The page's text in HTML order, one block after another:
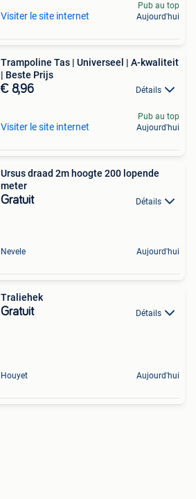
Visiter le site internet
Pub au top
Aujourd'hui
Trampoline Tas | Universeel | A-kwaliteit
| Beste Prijs
€ 8,96 Détails
Visiter le site internet
Pub au top
Aujourd'hui
Ursus draad 2m hoogte 200 lopende
meter
Gratuit Détails
Nevele Aujourd'hui
Traliehek
Gratuit Détails
Houyet Aujourd'hui